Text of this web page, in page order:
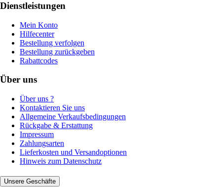
Dienstleistungen
Mein Konto
Hilfecenter
Bestellung verfolgen
Bestellung zurückgeben
Rabattcodes
Über uns
Über uns ?
Kontaktieren Sie uns
Allgemeine Verkaufsbedingungen
Rückgabe & Erstattung
Impressum
Zahlungsarten
Lieferkosten und Versandoptionen
Hinweis zum Datenschutz
Unsere Geschäfte